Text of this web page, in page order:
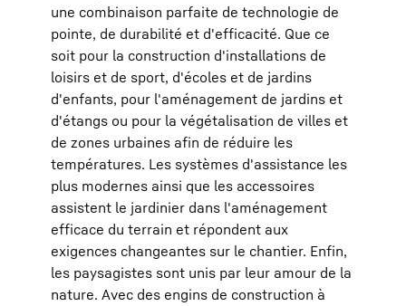
une combinaison parfaite de technologie de
pointe, de durabilité et d'efficacité. Que ce
soit pour la construction d'installations de
loisirs et de sport, d'écoles et de jardins
d'enfants, pour l'aménagement de jardins et
d'étangs ou pour la végétalisation de villes et
de zones urbaines afin de réduire les
températures. Les systèmes d'assistance les
plus modernes ainsi que les accessoires
assistent le jardinier dans l'aménagement
efficace du terrain et répondent aux
exigences changeantes sur le chantier. Enfin,
les paysagistes sont unis par leur amour de la
nature. Avec des engins de construction à